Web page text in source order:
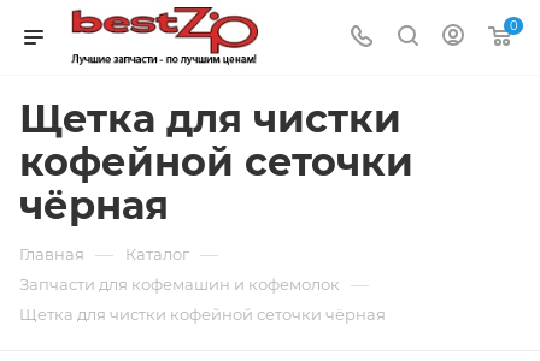
0
Щетка для чистки
кофейной сеточки
чёрная
Главная — Каталог —
Запчасти для кофемашин и кофемолок —
Щетка для чистки кофейной сеточки чёрная